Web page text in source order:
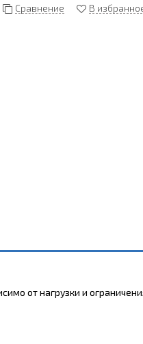
Сравнение В
от нагрузки и